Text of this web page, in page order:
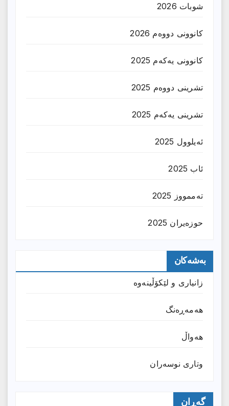
شوبات 2026
کانوونی دووەم 2026
کانوونی یەکەم 2025
تشرینی دووەم 2025
تشرینی یەکەم 2025
ئەیلوول 2025
ئاب 2025
تەممووز 2025
حوزه‌یران 2025
بەشەکان
زانیارى و لێکۆڵینەوە
هەمەڕەنگ
هەواڵ
وتارى نوسەران
گەڕان